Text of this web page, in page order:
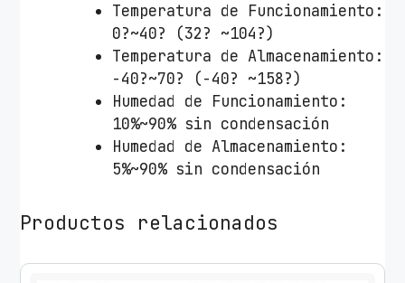
Temperatura de Funcionamiento:
0?~40? (32? ~104?)
Temperatura de Almacenamiento:
-40?~70? (-40? ~158?)
Humedad de Funcionamiento:
10%~90% sin condensación
Humedad de Almacenamiento:
5%~90% sin condensación
Productos relacionados